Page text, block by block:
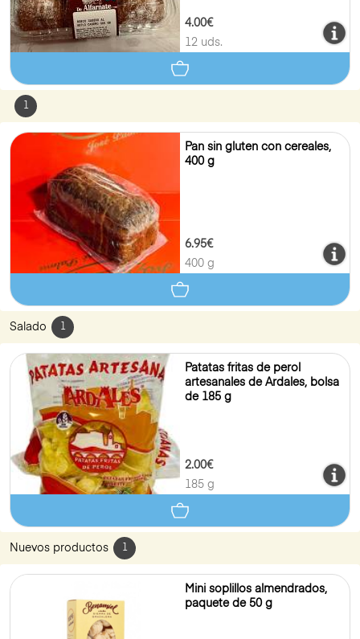
4.00€
12 uds.
1
Pan sin gluten con cereales,
400 g
6.95€
400 g
Salado 1
Patatas fritas de perol
artesanales de Ardales, bolsa
de 185 g
2.00€
185 g
Nuevos productos 1
Mini soplillos almendrados,
paquete de 50 g